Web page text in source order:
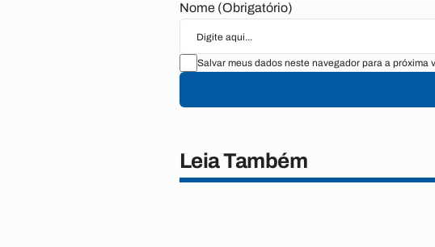
Nome (Obrigatório)
Salvar meus dados neste navegador para a próxima
Leia Também